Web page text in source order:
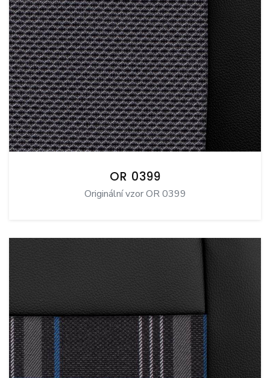
OR 0399
Originální vzor OR 0399